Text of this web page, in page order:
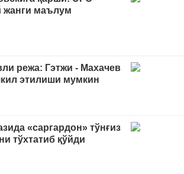
жанги маълум
режа: Гэтжи - Махачев
этилиши мумкин
«саргардон» тўнғиз
тўхтатиб қўйди